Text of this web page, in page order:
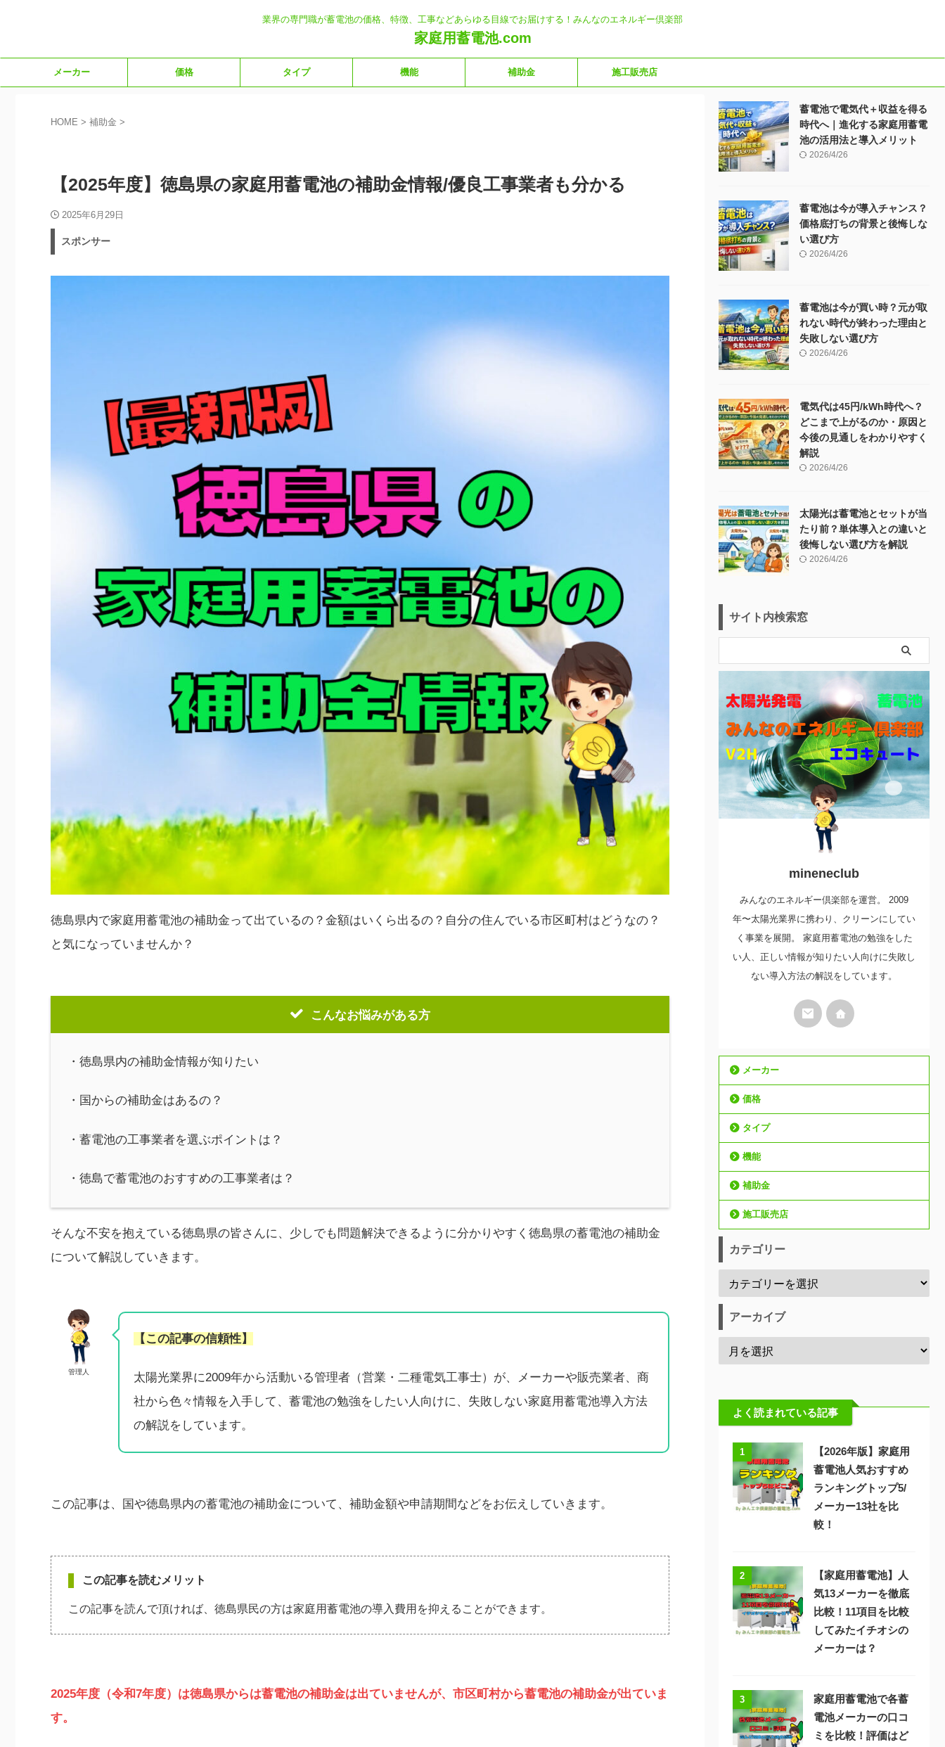
業界の専門職が蓄電池の価格、特徴、工事などあらゆる目線でお届けする！みんなのエネルギー倶楽部
家庭用蓄電池.com
メーカー 価格 タイプ 機能 補助金 施工販売店
HOME > 補助金 >
【2025年度】徳島県の家庭用蓄電池の補助金情報/優良工事業者も分かる
2025年6月29日
スポンサー
徳島県内で家庭用蓄電池の補助金って出ているの？金額はいくら出るの？自分の住んでいる市区町村はどうなの？
と気になっていませんか？
こんなお悩みがある方
・徳島県内の補助金情報が知りたい
・国からの補助金はあるの？
・蓄電池の工事業者を選ぶポイントは？
・徳島で蓄電池のおすすめの工事業者は？
そんな不安を抱えている徳島県の皆さんに、少しでも問題解決できるように分かりやすく徳島県の蓄電池の補助金
について解説していきます。
管理人
【この記事の信頼性】
太陽光業界に2009年から活動いる管理者（営業・二種電気工事士）が、メーカーや販売業者、商
社から色々情報を入手して、蓄電池の勉強をしたい人向けに、失敗しない家庭用蓄電池導入方法
の解説をしています。
この記事は、国や徳島県内の蓄電池の補助金について、補助金額や申請期間などをお伝えしていきます。
この記事を読むメリット
この記事を読んで頂ければ、徳島県民の方は家庭用蓄電池の導入費用を抑えることができます。
2025年度（令和7年度）は徳島県からは蓄電池の補助金は出ていませんが、市区町村から蓄電池の補助金が出ていま
す。
蓄電池で電気代＋収益を得る
時代へ｜進化する家庭用蓄電
池の活用法と導入メリット
2026/4/26
蓄電池は今が導入チャンス？
価格底打ちの背景と後悔しな
い選び方
2026/4/26
蓄電池は今が買い時？元が取
れない時代が終わった理由と
失敗しない選び方
2026/4/26
電気代は45円/kWh時代へ？
どこまで上がるのか・原因と
今後の見通しをわかりやすく
解説
2026/4/26
太陽光は蓄電池とセットが当
たり前？単体導入との違いと
後悔しない選び方を解説
2026/4/26
サイト内検索窓
mineneclub
みんなのエネルギー倶楽部を運営。 2009
年〜太陽光業界に携わり、クリーンにしてい
く事業を展開。 家庭用蓄電池の勉強をした
い人、正しい情報が知りたい人向けに失敗し
ない導入方法の解説をしています。
メーカー
価格
タイプ
機能
補助金
施工販売店
カテゴリー
アーカイブ
よく読まれている記事
1
【2026年版】家庭用
蓄電池人気おすすめ
ランキングトップ5/
メーカー13社を比
較！
2
【家庭用蓄電池】人
気13メーカーを徹底
比較！11項目を比較
してみたイチオシの
メーカーは？
3
家庭用蓄電池で各蓄
電池メーカーの口コ
ミを比較！評価はど